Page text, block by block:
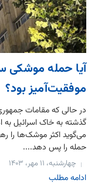
آیا حمله موشکی
موفقیت‌آمیز بود؟
در حالی که مقامات
گذشته به خاک اسرائیل به
می‌گوید اکثر موشک‌ها را
حمله را پس دهد....
چهارشنبه، ۱۱ مهر، ۱۴۰۳
ادامه مطلب